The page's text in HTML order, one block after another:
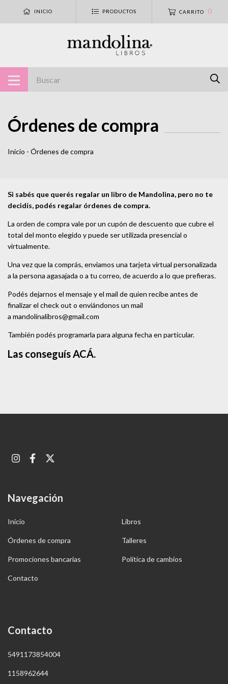
INICIO PRODUCTOS CARRITO 0
Órdenes de compra
Inicio - Órdenes de compra
Si sabés que querés regalar un libro de Mandolina, pero no te
decidís, podés regalar órdenes de compra.
La orden de compra vale por un cupón de descuento que cubre el
total del monto elegido y puede ser utilizada presencial o
virtualmente.
Una vez que la comprás, enviamos una tarjeta virtual personalizada
a la persona agasajada o a tu correo, de acuerdo a lo que prefieras.
Podés dejarnos el mensaje y el mail de quien recibe antes de
finalizar el check out o enviándonos un mail
a mandolinalibros@gmail.com
También podés programarla para alguna fecha en particular.
Las conseguísACÁ.
Navegación
Inicio Libros
Órdenes de compra Talleres
Promociones bancarias Política de cambios
Contacto
Contacto
5491173854004
1158962644